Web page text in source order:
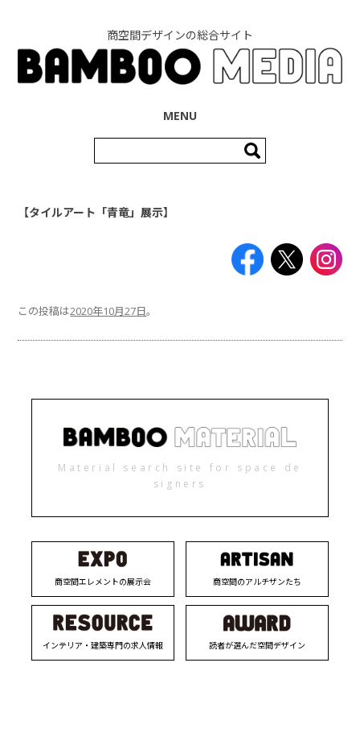
商空間デザインの総合サイト
MENU
索:
【タイルアート「青竜」展示】
この投稿は2020年10月27日。
Material search site for space de
signers
商空間エレメントの展示会 商空間のアルチザンたち
インテリア・建築専門の求人情報 読者が選んだ空間デザイン